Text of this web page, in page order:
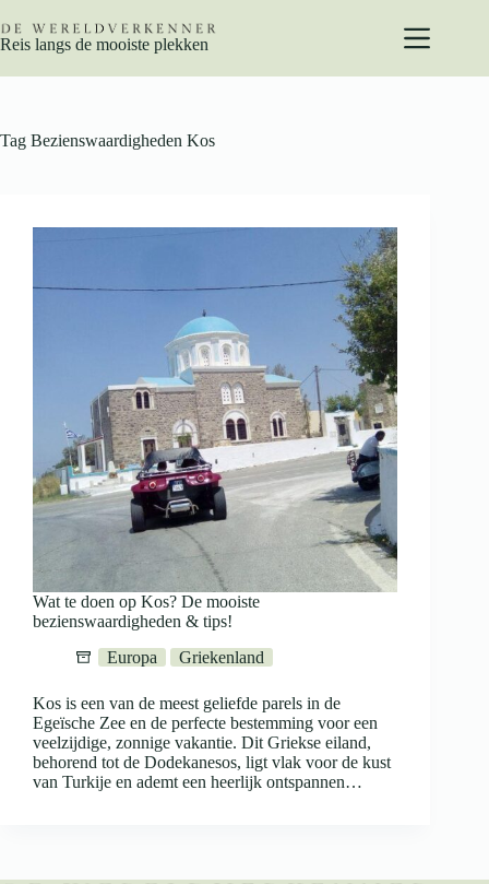
naar
de
Reis langs de mooiste plekken
Tag Bezienswaardigheden Kos
Wat te doen op Kos? De mooiste
bezienswaardigheden & tips!
Europa
Griekenland
Kos is een van de meest geliefde parels in de
Egeïsche Zee en de perfecte bestemming voor een
veelzijdige, zonnige vakantie. Dit Griekse eiland,
behorend tot de Dodekanesos, ligt vlak voor de kust
van Turkije en ademt een heerlijk ontspannen…